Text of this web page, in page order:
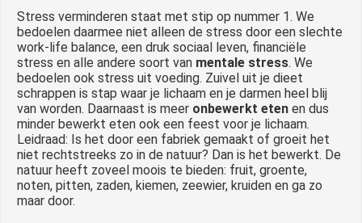
Stress verminderen staat met stip op nummer 1. We
bedoelen daarmee niet alleen de stress door een slechte
work-life balance, een druk sociaal leven, financiële
stress en alle andere soort van mentale stress. We
bedoelen ook stress uit voeding. Zuivel uit je dieet
schrappen is stap waar je lichaam en je darmen heel blij
van worden. Daarnaast is meer onbewerkt eten en dus
minder bewerkt eten ook een feest voor je lichaam.
Leidraad: Is het door een fabriek gemaakt of groeit het
niet rechtstreeks zo in de natuur? Dan is het bewerkt. De
natuur heeft zoveel moois te bieden: fruit, groente,
noten, pitten, zaden, kiemen, zeewier, kruiden en ga zo
maar door.